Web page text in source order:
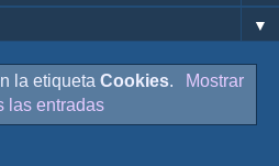
▼
la etiquetaCookies.
Mostrar
las entradas